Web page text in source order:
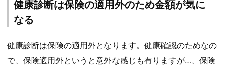
健康診断は保険の適用外のため金額が気に
なる
健康診断は保険の適用外となります。健康確認のためなの
で、保険適用外というと意外な感じも有りますが…、保険